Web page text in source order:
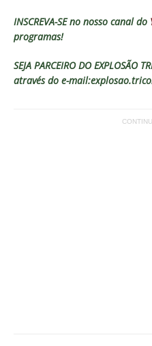
INSCREVA-SE no nosso canal do
programas!
SEJA PARCEIRO DO EXPLOSÃO
através do e-